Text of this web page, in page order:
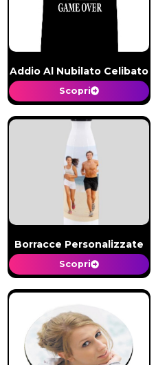
Addio Al Nubilato Celibato
Scopri
Borracce Personalizzate
Scopri